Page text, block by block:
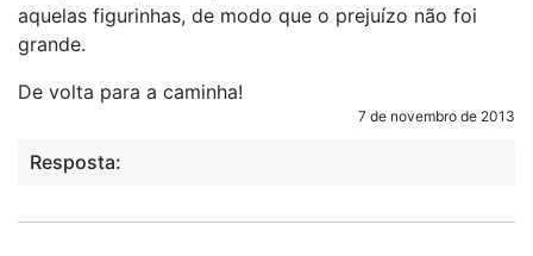
aquelas figurinhas, de modo que o prejuízo não foi
grande.
De volta para a caminha!
7 de novembro de 2013
Resposta: